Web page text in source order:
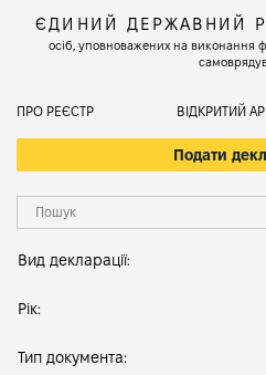
ЄДИНИЙ ДЕРЖАВНИЙ
осіб, уповноважених на виконання
ПРО РЕЄСТР ВІДКРИТИЙ
Подати
Вид декларації:
Рік:
Тип документа: